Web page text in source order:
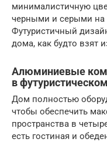
минималистичную
черными и серыми на
Футуристичный
дома, как будто взят
Алюминиевые
в
Дом полностью
чтобы обеспечить
пространства в
есть гостиная и